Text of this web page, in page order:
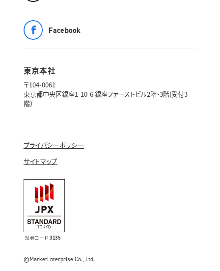
Facebook
東京本社
〒104-0061
東京都中央区銀座1-10-6 銀座ファーストビル2階・3階(受付3
階）
©MarketEnterprise Co., Ltd.
プライバシーポリシー
サイトマップ
証券コード3135